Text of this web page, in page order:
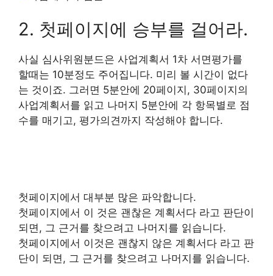
2. 첫페이지에 승부를 걸어라.
사실 심사위원분드은 사업계획서 1차 서면평가를
할때는 10분정도 주어집니다. 미리 볼 시간이 없다
는 것이죠. 그러면 5분안에 20페이지, 30페이지의
사업계획서를 읽고 나머지 5분안에 각 항목별로 점
수를 매기고, 평가의견까지 작성해야 합니다.
첫페이지에서 대부분 많은 파악합니다.
첫페이지에서 이 것은 괜찮은 계획서다 라고 판단이
되면, 그 근거를 찾으려고 나머지를 읽습니다.
첫페이지에서 이것은 괜찮지 않은 계획서다 라고 판
단이 되면, 그 근거를 찾으려고 나머지를 읽습니다.